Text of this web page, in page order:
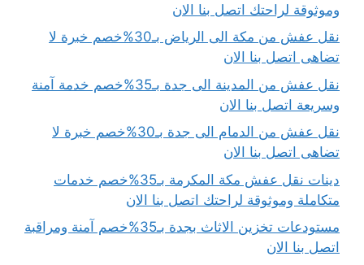
وموثوقة لراحتك اتصل بنا الان
نقل عفش من مكة الى الرياض بـ30%خصم خبرة لا
تضاهى اتصل بنا الان
نقل عفش من المدينة الى جدة بـ35%خصم خدمة آمنة
وسريعة اتصل بنا الان
نقل عفش من الدمام الى جدة بـ30%خصم خبرة لا
تضاهى اتصل بنا الان
دينات نقل عفش مكة المكرمة بـ35%خصم خدمات
متكاملة وموثوقة لراحتك اتصل بنا الان
مستودعات تخزين الاثاث بجدة بـ35%خصم آمنة ومراقبة
اتصل بنا الان